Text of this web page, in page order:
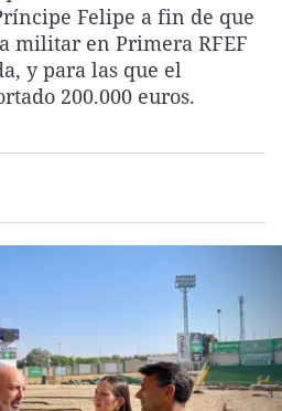
La rosa de los vientos
Gente viajera
Como el perro y el
Caso
Retornados
Equipo de
Extremadura
Galicia
La Rioja
Virales
Televisión
Elecciones
Felipe a fin de que
militar en Primera RFEF
y para las que el
200.000 euros.